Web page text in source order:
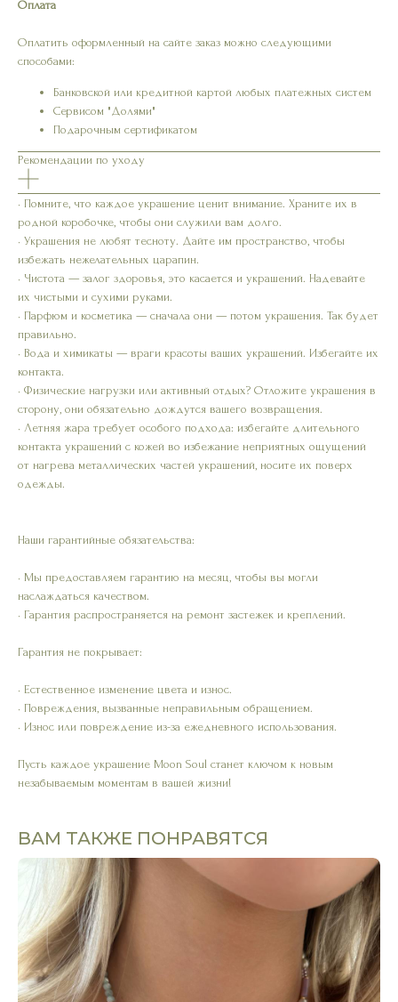
Оплата
Оплатить оформленный на сайте заказ можно следующими
способами:
Банковской или кредитной картой любых платежных систем
Сервисом "Долями"
Подарочным сертификатом
Рекомендации по уходу
• Помните, что каждое украшение ценит внимание. Храните их в
родной коробочке, чтобы они служили вам долго.
• Украшения не любят тесноту. Дайте им пространство, чтобы
избежать нежелательных царапин.
• Чистота — залог здоровья, это касается и украшений. Надевайте
их чистыми и сухими руками.
• Парфюм и косметика — сначала они — потом украшения. Так будет
правильно.
• Вода и химикаты — враги красоты ваших украшений. Избегайте их
контакта.
• Физические нагрузки или активный отдых? Отложите украшения в
сторону, они обязательно дождутся вашего возвращения.
• Летняя жара требует особого подхода: избегайте длительного
контакта украшений с кожей во избежание неприятных ощущений
от нагрева металлических частей украшений, носите их поверх
одежды.
Наши гарантийные обязательства:
• Мы предоставляем гарантию на месяц, чтобы вы могли
наслаждаться качеством.
• Гарантия распространяется на ремонт застежек и креплений.
Гарантия не покрывает:
• Естественное изменение цвета и износ.
• Повреждения, вызванные неправильным обращением.
• Износ или повреждение из-за ежедневного использования.
Пусть каждое украшение Moon Soul станет ключом к новым
незабываемым моментам в вашей жизни!
ВАМ ТАКЖЕ ПОНРАВЯТСЯ